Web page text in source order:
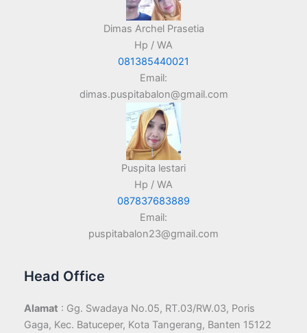
Dimas Archel Prasetia
Hp / WA
081385440021
Email:
dimas.puspitabalon@gmail.com
Puspita lestari
Hp / WA
087837683889
Email:
puspitabalon23@gmail.com
Head Office
Alamat : Gg. Swadaya No.05, RT.03/RW.03, Poris
Gaga, Kec. Batuceper, Kota Tangerang, Banten 15122